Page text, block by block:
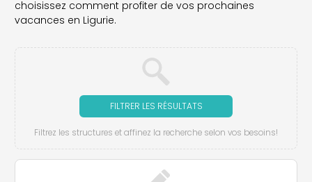
choisissez comment profiter de vos prochaines
vacances en Ligurie.
FILTRER LES RÉSULTATS
Filtrez les structures et affinez la recherche selon vos besoins!